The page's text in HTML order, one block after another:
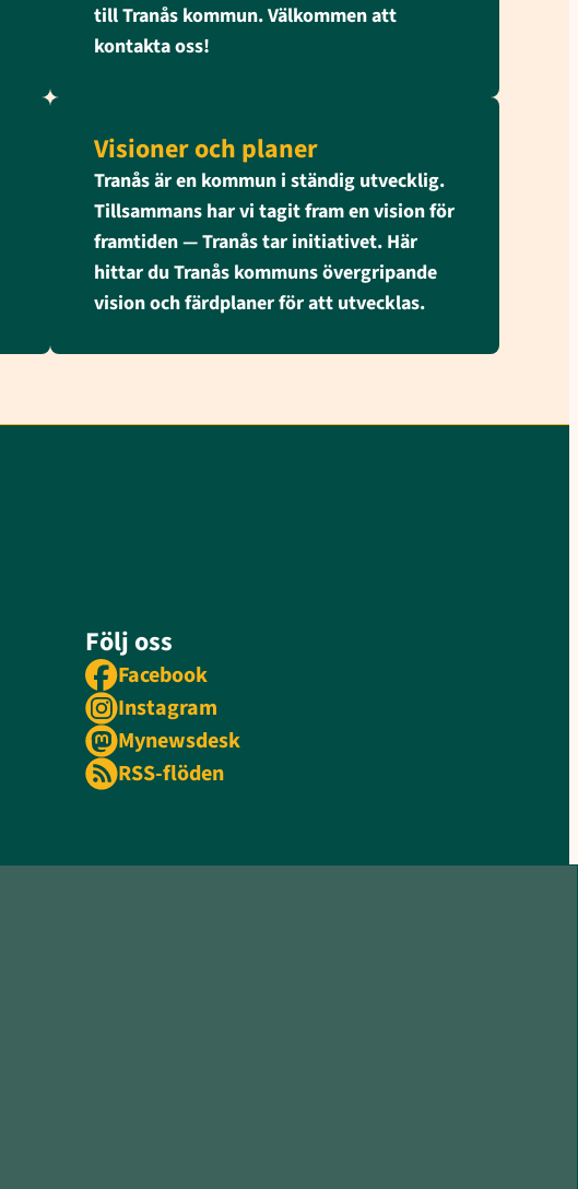
till Tranås kommun. Välkommen att
kontakta oss!
Visioner och planer
Tranås är en kommun i ständig utvecklig.
Tillsammans har vi tagit fram en vision för
framtiden — Tranås tar initiativet. Här
hittar du Tranås kommuns övergripande
vision och färdplaner för att utvecklas.
Följ oss
Facebook
Instagram
Mynewsdesk
RSS-flöden